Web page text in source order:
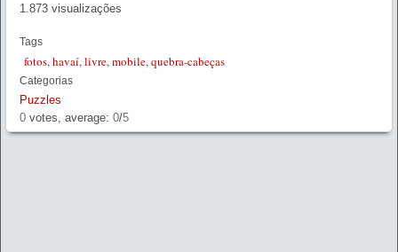
1.873 visualizações
Tags
fotos,havaí,livre,mobile,quebra-cabeças
Categorias
Puzzles
0 votes, average: 0/5